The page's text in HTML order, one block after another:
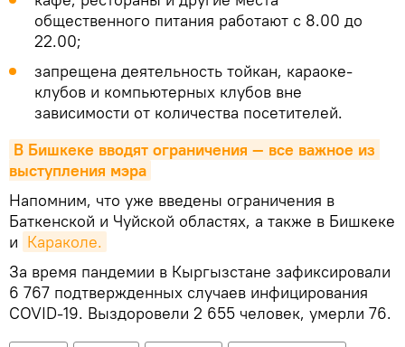
общественного питания работают с 8.00 до
22.00;
запрещена деятельность тойкан, караоке-
клубов и компьютерных клубов вне
зависимости от количества посетителей.
В Бишкеке вводят ограничения — все важное из
выступления мэра
Напомним, что уже введены ограничения в
Баткенской и Чуйской областях, а также в Бишкеке
и Караколе.
За время пандемии в Кыргызстане зафиксировали
6 767 подтвержденных случаев инфицирования
COVID-19. Выздоровели 2 655 человек, умерли 76.